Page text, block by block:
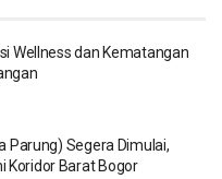
Wellness dan Kematangan
Parung) Segera Dimulai,
Koridor Barat Bogor